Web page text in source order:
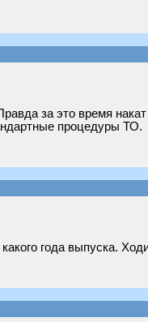
за это время
процедуры ТО.
года выпуска.